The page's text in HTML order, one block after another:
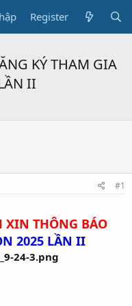
Register
KÝ THAM GIA
II
#1
XIN THÔNG BÁO
2025 LẦN II